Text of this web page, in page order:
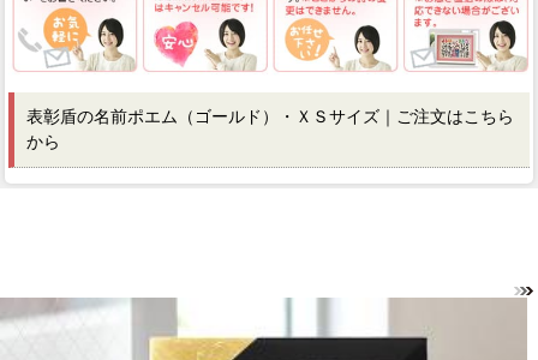
表彰盾の名前ポエム（ゴールド）・ＸＳサイズ｜ご注文はこちら
から